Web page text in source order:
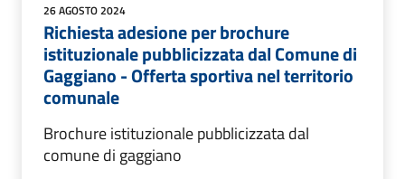
26 AGOSTO 2024
Richiesta adesione per brochure
istituzionale pubblicizzata dal Comune di
Gaggiano - Offerta sportiva nel territorio
comunale
Brochure istituzionale pubblicizzata dal
comune di gaggiano